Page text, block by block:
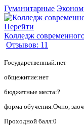
Гуманитарные
Перейти
Колледж
Отзывов: 11
Государственный:нет
общежитие:нет
бюджетные места:?
форма обучения:Очно,
Проходной балл:0